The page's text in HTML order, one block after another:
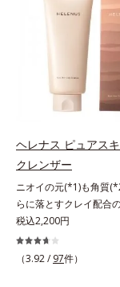
ヘレナス ピュアス
クレンザー
ニオイの元(*1)も角質
らに落とすクレイ配合
ンザー。「へレナス」は
アに強みのあるオルビス
ンスを愛するセントピ
税込2,200円
（3.92 / 97件）